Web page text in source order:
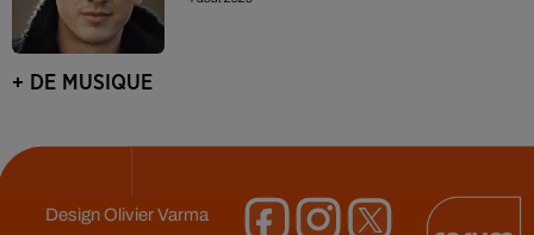
+ DE MUSIQUE
DesignOlivier Varma